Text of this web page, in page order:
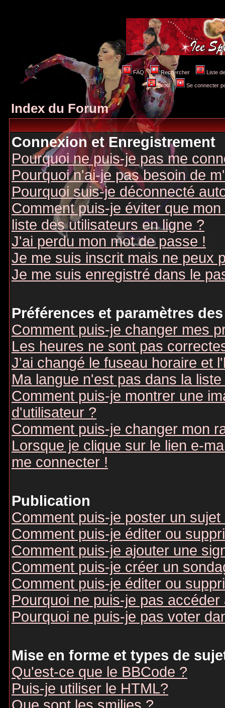
FAQ Rechercher Liste
Profil Se connecter
Index du Forum
Connexion et Enregistrement
Pourquoi ne puis-je pas me
Pourquoi n'ai-je pas besoin de
Pourquoi suis-je déconnecté
Comment puis-je éviter que
liste des utilisateurs en ligne ?
J'ai perdu mon mot de passe !
Je me suis inscrit mais ne peux
Je me suis enregistré dans le
Préférences et paramètres
Comment puis-je changer mes
Les heures ne sont pas
J'ai changé le fuseau horaire et
Ma langue n'est pas dans la liste
Comment puis-je montrer une
d'utilisateur ?
Comment puis-je changer mon
Lorsque je clique sur le lien e-
me connecter !
Publication
Comment puis-je poster un
Comment puis-je éditer ou
Comment puis-je ajouter une
Comment puis-je créer un
Comment puis-je éditer ou
Pourquoi ne puis-je pas accéder
Pourquoi ne puis-je pas voter
Mise en forme et types de
Qu'est-ce que le BBCode ?
Puis-je utiliser le HTML?